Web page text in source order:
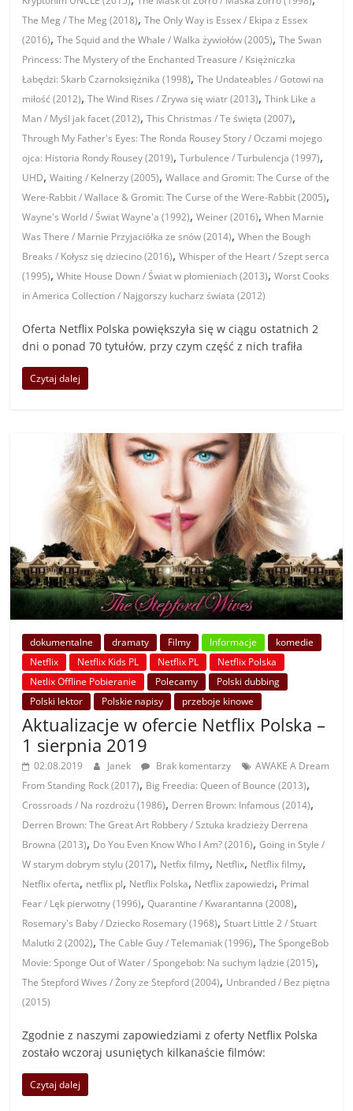
The Meg / The Meg (2018),The Only Way is Essex / Ekipa z Essex
(2016),The Squid and the Whale / Walka żywiołów (2005),The Swan
Princess: The Mystery of the Enchanted Treasure / Księżniczka
Łabędzi: Skarb Czarnoksiężnika (1998),The Undateables / Gotowi na
miłość (2012),The Wind Rises / Zrywa się wiatr (2013),Think Like a
Man / Myśl jak facet (2012),This Christmas / Te święta (2007),
Through My Father's Eyes: The Ronda Rousey Story / Oczami mojego
ojca: Historia Rondy Rousey (2019),Turbulence / Turbulencja (1997),
UHD,Waiting / Kelnerzy (2005),Wallace and Gromit: The Curse of the
Were-Rabbit / Wallace & Gromit: The Curse of the Were-Rabbit (2005),
Wayne's World / Świat Wayne'a (1992),Weiner (2016),When Marnie
Was There / Marnie Przyjaciółka ze snów (2014),When the Bough
Breaks / Kołysz się dziecino (2016),Whisper of the Heart / Szept serca
(1995),White House Down / Świat w płomieniach (2013),Worst Cooks
in America Collection / Najgorszy kucharz świata (2012)
Oferta Netflix Polska powiększyła się w ciągu ostatnich 2
dni o ponad 70 tytułów, przy czym część z nich trafiła
Czytaj dalej
dokumentalne dramaty Filmy Informacje
komedie
Netflix
Netflix Kids PL Netflix PL
Netflix Polska
Netlix Offline Pobieranie
Polecamy
Polski dubbing
Polski lektor
Polskie napisy przeboje kinowe
Aktualizacje w ofercie Netflix Polska –
1 sierpnia 2019
02.08.2019 Janek Brak komentarzy
AWAKE A Dream
From Standing Rock (2017), Big Freedia: Queen of Bounce (2013),
Crossroads / Na rozdrożu (1986), Derren Brown: Infamous (2014),
Derren Brown: The Great Art Robbery / Sztuka kradzieży Derrena
Browna (2013), Do You Even Know Who I Am? (2016),Going in Style /
W starym dobrym stylu (2017), Netfix filmy, Netflix, Netflix filmy,
Netflix oferta, netflix pl, Netflix Polska, Netflix zapowiedzi, Primal
Fear / Lęk pierwotny (1996),Quarantine / Kwarantanna (2008),
Rosemary's Baby / Dziecko Rosemary (1968),Stuart Little 2 / Stuart
Malutki 2 (2002),The Cable Guy / Telemaniak (1996),The SpongeBob
Movie: Sponge Out of Water / Spongebob: Na suchym lądzie (2015),
The Stepford Wives / Żony ze Stepford (2004), Unbranded / Bez piętna
(2015)
Zgodnie z naszymi zapowiedziami z oferty Netflix Polska
zostało wczoraj usuniętych kilkanaście filmów:
Czytaj dalej